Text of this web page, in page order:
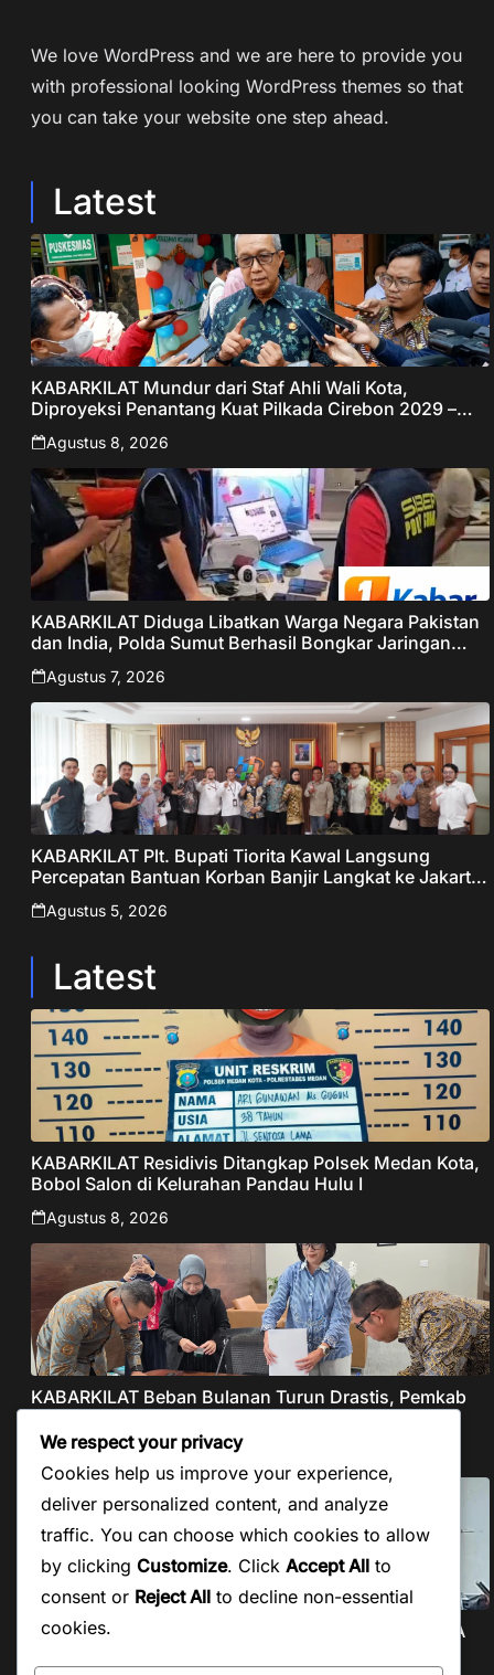
We love WordPress and we are here to provide you
with professional looking WordPress themes so that
you can take your website one step ahead.
Latest
KABARKILAT Mundur dari Staf Ahli Wali Kota,
Diproyeksi Penantang Kuat Pilkada Cirebon 2029 –
Jabar Publisher
Agustus 8, 2026
KABARKILAT Diduga Libatkan Warga Negara Pakistan
dan India, Polda Sumut Berhasil Bongkar Jaringan
Online Scamming Internasional
Agustus 7, 2026
KABARKILAT Plt. Bupati Tiorita Kawal Langsung
Percepatan Bantuan Korban Banjir Langkat ke Jakarta
– Sentralberita
Agustus 5, 2026
Latest
KABARKILAT Residivis Ditangkap Polsek Medan Kota,
Bobol Salon di Kelurahan Pandau Hulu I
Agustus 8, 2026
KABARKILAT Beban Bulanan Turun Drastis, Pemkab
Agustus 8, 2026
KABARKILAT PWI Beri Kesempatan Pengaktifan KTA
We respect your privacy
Cookies help us improve your experience,
deliver personalized content, and analyze
traffic. You can choose which cookies to allow
by clicking Customize. Click Accept All to
consent or Reject All to decline non-essential
cookies.